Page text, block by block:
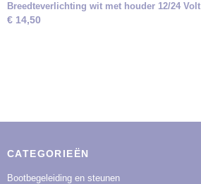
Breedteverlichting wit met houder 12/24 Volt
€ 14,50
CATEGORIEËN
Bootbegeleiding en steunen